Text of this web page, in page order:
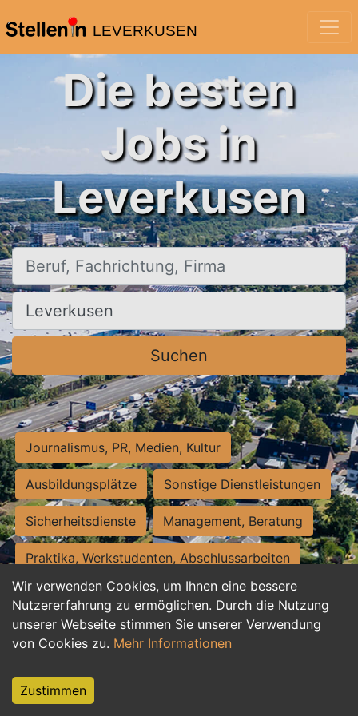
LEVERKUSEN
Wir verwenden Cookies, um Ihnen eine bessere
Nutzererfahrung zu ermöglichen. Durch die Nutzung
unserer Webseite stimmen Sie unserer Verwendung
von Cookies zu. Mehr Informationen
Zustimmen
Die besten
Jobs in
Leverkusen
Beruf, Fachrichtung, Firma
Ort, Stadt
Suchen
Journalismus, PR, Medien, Kultur
Ausbildungsplätze Sonstige Dienstleistungen
Sicherheitsdienste Management, Beratung
Praktika, Werkstudenten, Abschlussarbeiten
Personalwesen Assistenz, Sekretariat
Hilfskräfte, Aushilfs- und Nebenjobs
Weiterbildung, Studium, duale Ausbildung